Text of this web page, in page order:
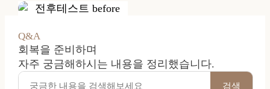
Q&A
회복을 준비하며
자주 궁금해하시는 내용을 정리했습니다.
검색